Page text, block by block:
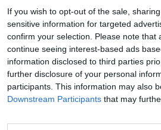
If you wish to opt-out of the sale,
sensitive information for targeted
confirm your selection. Please note
continue seeing interest-based ads
information disclosed to third parties
further disclosure of your personal
participants. This information may also
Downstream Participants that may